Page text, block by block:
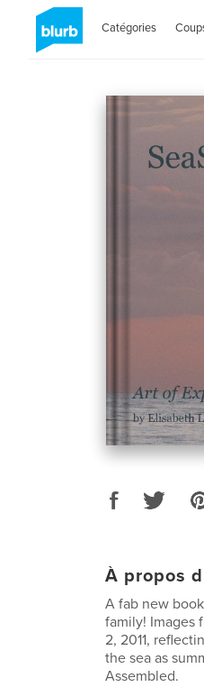
Catégories
À propos
A fab new
family! Images
2, 2011,
the sea as
Assembled.